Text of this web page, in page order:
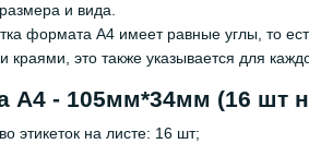
и вида.
формата А4 имеет равные углы, то
краями, это также указывается для
А4 - 105мм*34мм (16 шт
этикеток на листе: 16 шт;